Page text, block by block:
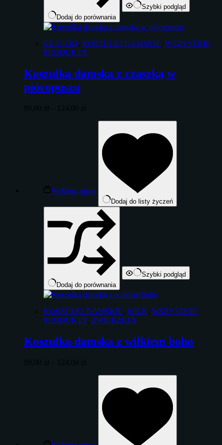
Dodaj do porównania
Szybki podgląd
CZASZKI KOSZULKI DAMSKIE WSZYSTKIE
PRODUKTY
Koszulka damska z czaszką w
pióropuszu
99,00 zł 124,00 zł
99,00 zł
124,00 zł
Wybierz opcje
Ten
produkt
ma
wiele
wariantów.
Opcje
można
na
stronie
produktu
Dodaj do listy życzeń
Dodaj do porównania
Szybki podgląd
KOSZULKI DAMSKIE WILK WSZYSTKIE
PRODUKTY, ZWIERZĘTA
Koszulka damska z wilkiem boho
99,00 zł 124,00 zł
99,00 zł
124,00 zł
Ten
produkt
ma
wiele
wariantów.
Opcje
można